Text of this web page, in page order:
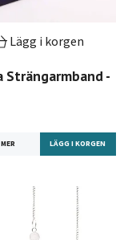
Lägg i korgen
Strängarmband -